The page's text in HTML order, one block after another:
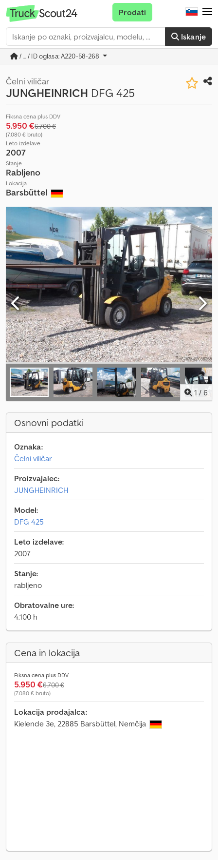
Iskanje
Prodati
/ ... / ID oglasa: A220-58-268
Čelni viličar
JUNGHEINRICH DFG 425
Fiksna cena plus DDV
5.950 €6.700 €
(7.080 € bruto)
Leto izdelave
2007
Stanje
Rabljeno
Lokacija
Barsbüttel
1 / 6
Osnovni podatki
Oznaka:
Čelni viličar
Proizvajalec:
JUNGHEINRICH
Model:
DFG 425
Leto izdelave:
2007
Stanje:
rabljeno
Obratovalne ure:
4.100 h
Cena in lokacija
Fiksna cena plus DDV
5.950 €6.700 €
(7.080 € bruto)
Lokacija prodajalca:
Kielende 3e, 22885 Barsbüttel, Nemčija